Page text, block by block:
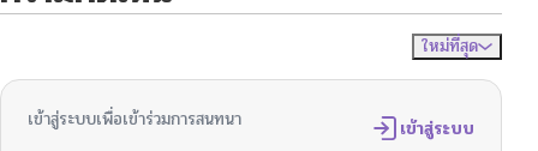
ใหม่ที่สุด
เข้าสู่ระบบเพื่อเข้าร่วมการสนทนา เข้าสู่ระบบ